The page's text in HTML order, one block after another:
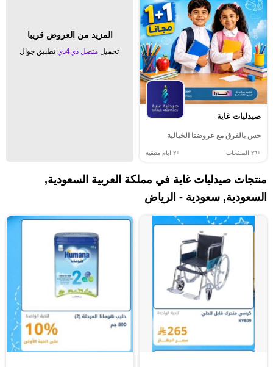
صيدليات غاية
حس بالفرق مع عروضنا الخيالية
+٢٦ الصفحات +٢ ايام متبقية
المزيد من العروض قريبا
تحميل متصل دي4دي تطبيق جوال
منتجات صيدليات غاية في مملكة العربية السعودية,
السعودية, سعودية - الرياض